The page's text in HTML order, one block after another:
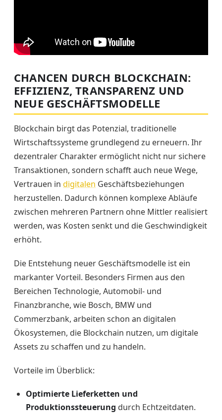
CHANCEN DURCH BLOCKCHAIN:
EFFIZIENZ, TRANSPARENZ UND
NEUE GESCHÄFTSMODELLE
Blockchain birgt das Potenzial, traditionelle
Wirtschaftssysteme grundlegend zu erneuern. Ihr
dezentraler Charakter ermöglicht nicht nur sichere
Transaktionen, sondern schafft auch neue Wege,
Vertrauen in digitalen Geschäftsbeziehungen
herzustellen. Dadurch können komplexe Abläufe
zwischen mehreren Partnern ohne Mittler realisiert
werden, was Kosten senkt und die Geschwindigkeit
erhöht.
Die Entstehung neuer Geschäftsmodelle ist ein
markanter Vorteil. Besonders Firmen aus den
Bereichen Technologie, Automobil- und
Finanzbranche, wie Bosch, BMW und
Commerzbank, arbeiten schon an digitalen
Ökosystemen, die Blockchain nutzen, um digitale
Assets zu schaffen und zu handeln.
Vorteile im Überblick:
Optimierte Lieferketten und
Produktionssteuerung durch Echtzeitdaten.